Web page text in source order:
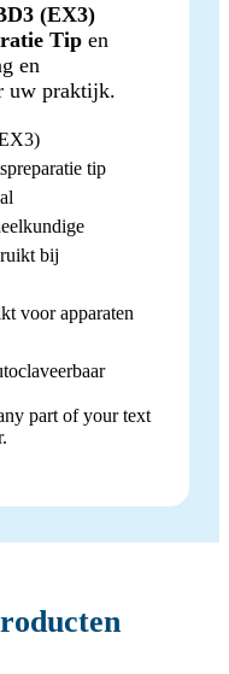
(EX3)
Tip en
en
uw praktijk.
tip
bij
voor apparaten
part of your text